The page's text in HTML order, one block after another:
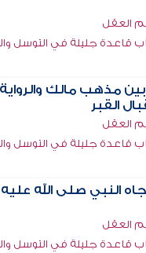
العقل
قاعدة جليلة في التوسل
مذهب مالك والرواية
القبر
العقل
قاعدة جليلة في التوسل
النبي صلى الله عليه
العقل
قاعدة جليلة في التوسل